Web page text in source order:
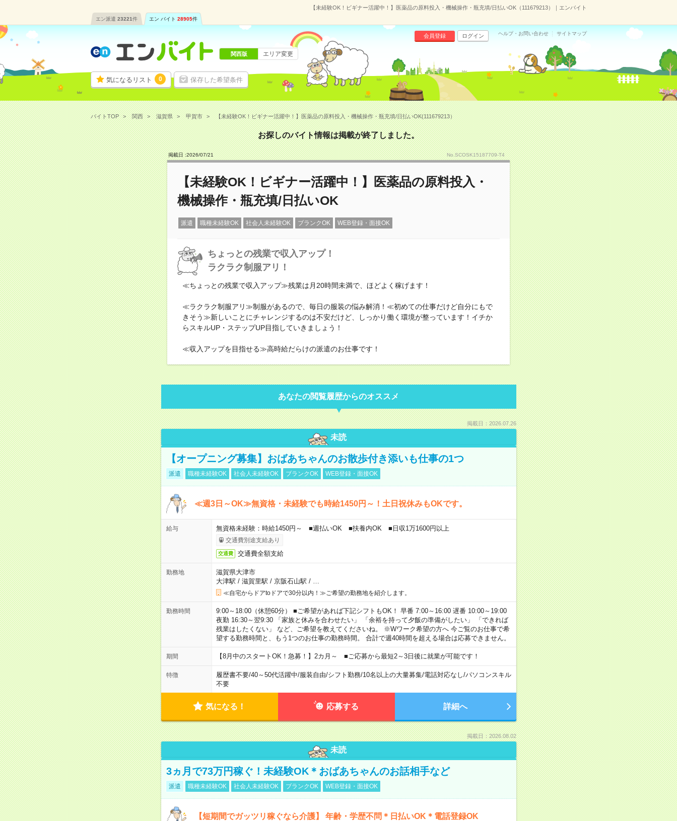
【未経験OK！ビギナー活躍中！】医薬品の原料投入・機械操作・瓶充填/日払いOK（111679213）｜エンバイト
エン派遣 23221件 エン バイト 28905件
気になるリスト 0 保存した希望条件
会員登録 ログイン ヘルプ・お問い合わせ サイトマップ
関西版 エリア変更
バイトTOP 関西 滋賀県 甲賀市 【未経験OK！ビギナー活躍中！】医薬品の原料投入・機械操作・瓶充填/日払いOK(111679213）
お探しのバイト情報は掲載が終了しました。
掲載日 :2026/07/21 No.SCOSK15187709-T4
【未経験OK！ビギナー活躍中！】医薬品の原料投入・
機械操作・瓶充填/日払いOK
派遣 職種未経験OK 社会人未経験OK ブランクOK WEB登録・面接OK
ちょっとの残業で収入アップ！
ラクラク制服アリ！
≪ちょっとの残業で収入アップ≫残業は月20時間未満で、ほどよく稼げます！
≪ラクラク制服アリ≫制服があるので、毎日の服装の悩み解消！≪初めての仕事だけど自分にもで
きそう≫新しいことにチャレンジするのは不安だけど、しっかり働く環境が整っています！イチか
らスキルUP・ステップUP目指していきましょう！
≪収入アップを目指せる≫高時給だらけの派遣のお仕事です！
あなたの閲覧履歴からのオススメ
掲載日：2026.07.26
未読
【オープニング募集】おばあちゃんのお散歩付き添いも仕事の1つ
派遣 職種未経験OK 社会人未経験OK ブランクOK WEB登録・面接OK
≪週3日～OK≫無資格・未経験でも時給1450円～！土日祝休みもOKです。
給与 無資格未経験：時給1450円～ ■週払いOK ■扶養内OK ■日収1万1600円以上
交通費別途支給あり
交通費 交通費全額支給
勤務地
滋賀県大津市
大津駅 / 滋賀里駅 / 京阪石山駅 /
≪自宅からドアtoドアで30分以内！≫ご希望の勤務地を紹介します。
勤務時間
9:00～18:00（休憩60分） ■ご希望があれば下記シフトもOK！ 早番 7:00～16:00 遅番 10:00～19:00
夜勤 16:30～翌9:30 「家族と休みを合わせたい」 「余裕を持って夕飯の準備がしたい」 「できれば
残業はしたくない」 など、ご希望を教えてくださいね。 ※Wワーク希望の方へ 今ご覧のお仕事で希
望する勤務時間と、もう1つのお仕事の勤務時間。 合計で週40時間を超える場合は応募できません。
期間 【8月中のスタートOK！急募！】2カ月～ ■ご応募から最短2～3日後に就業が可能です！
特徴 履歴書不要/40～50代活躍中/服装自由/シフト勤務/10名以上の大量募集/電話対応なし/パソコンスキル
不要
気になる！ 応募する 詳細へ
掲載日：2026.08.02
未読
3ヵ月で73万円稼ぐ！未経験OK＊おばあちゃんのお話相手など
派遣 職種未経験OK 社会人未経験OK ブランクOK WEB登録・面接OK
【短期間でガッツリ稼ぐなら介護】 年齢・学歴不問＊日払いOK＊電話登録OK